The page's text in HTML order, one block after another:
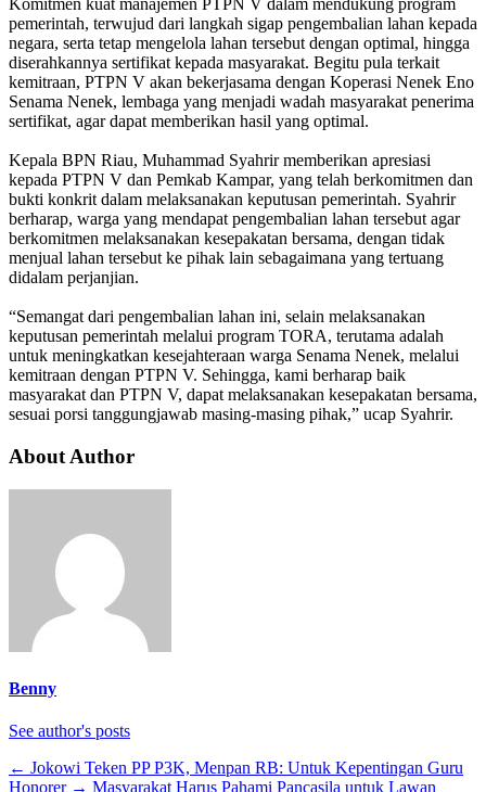
Komitmen kuat manajemen PTPN V dalam mendukung program
pemerintah, terwujud dari langkah sigap pengembalian lahan kepada
negara, serta tetap mengelola lahan tersebut dengan optimal, hingga
diserahkannya sertifikat kepada masyarakat. Begitu pula terkait
kemitraan, PTPN V akan bekerjasama dengan Koperasi Nenek Eno
Senama Nenek, lembaga yang menjadi wadah masyarakat penerima
sertifikat, agar dapat memberikan hasil yang optimal.
Kepala BPN Riau, Muhammad Syahrir memberikan apresiasi
kepada PTPN V dan Pemkab Kampar, yang telah berkomitmen dan
bukti konkrit dalam melaksanakan keputusan pemerintah. Syahrir
berharap, warga yang mendapat pengembalian lahan tersebut agar
berkomitmen melaksanakan kesepakatan bersama, dengan tidak
menjual lahan tersebut ke pihak lain sebagaimana yang tertuang
didalam perjanjian.
“Semangat dari pengembalian lahan ini, selain melaksanakan
keputusan pemerintah melalui program TORA, terutama adalah
untuk meningkatkan kesejahteraan warga Senama Nenek, melalui
kemitraan dengan PTPN V. Sehingga, kami berharap baik
masyarakat dan PTPN V, dapat melaksanakan kesepakatan bersama,
sesuai porsi tanggungjawab masing-masing pihak,” ucap Syahrir.
About Author
Benny
See author's posts
← Jokowi Teken PP P3K, Menpan RB: Untuk Kepentingan Guru
Honorer → Masyarakat Harus Pahami Pancasila untuk Lawan